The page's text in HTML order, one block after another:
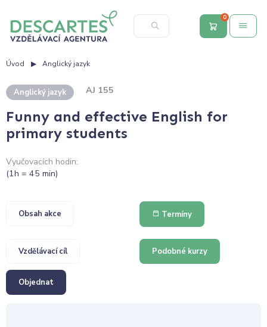
0
Úvod Anglický jazyk
Anglický jazyk AJ 155
Funny and effective English for
primary students
Vyučovacích hodin:
(1h = 45 min)
Obsah akce Termíny
Vzdělávací cíl Podobné kurzy
Objednat